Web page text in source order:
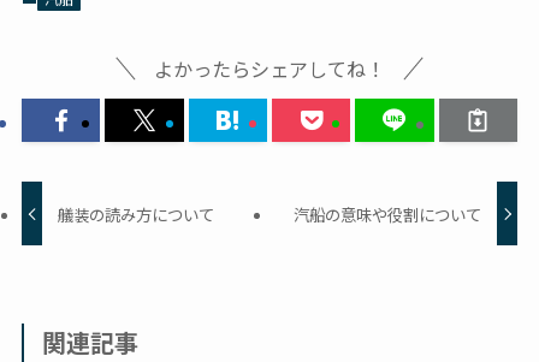
よかったらシェアしてね！
艤装の読み方について 汽船の意味や役割について
関連記事